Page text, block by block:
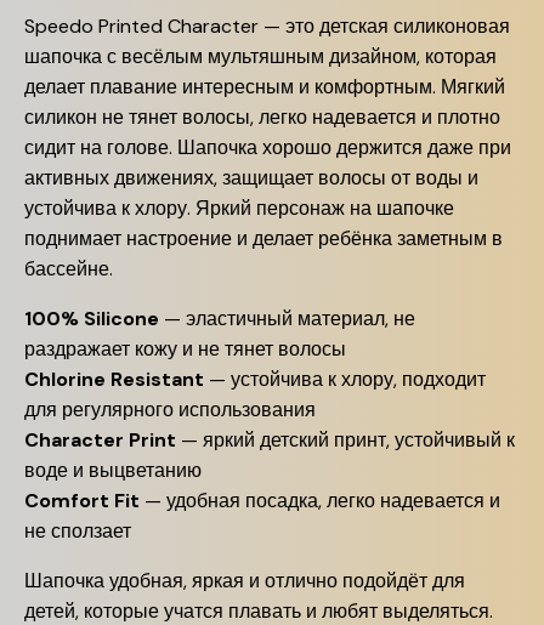
Speedo Printed Character — это детская силиконовая
шапочка с весёлым мультяшным дизайном, которая
делает плавание интересным и комфортным. Мягкий
силикон не тянет волосы, легко надевается и плотно
сидит на голове. Шапочка хорошо держится даже при
активных движениях, защищает волосы от воды и
устойчива к хлору. Яркий персонаж на шапочке
поднимает настроение и делает ребёнка заметным в
бассейне.
100% Silicone — эластичный материал, не
раздражает кожу и не тянет волосы
Chlorine Resistant — устойчива к хлору, подходит
для регулярного использования
Character Print — яркий детский принт, устойчивый к
воде и выцветанию
Comfort Fit — удобная посадка, легко надевается и
не сползает
Шапочка удобная, яркая и отлично подойдёт для
детей, которые учатся плавать и любят выделяться.